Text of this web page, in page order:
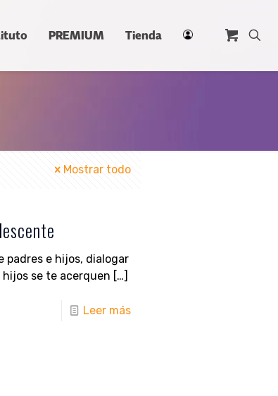
PREMIUM Tienda
Mostrar todo
padres e hijos, dialogar
se te acerquen […]
Leer más